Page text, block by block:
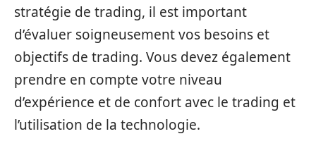
stratégie de trading, il est important
d’évaluer soigneusement vos besoins et
objectifs de trading. Vous devez également
prendre en compte votre niveau
d’expérience et de confort avec le trading et
l’utilisation de la technologie.